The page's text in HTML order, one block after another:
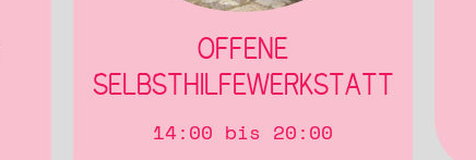
OFFENE
SELBSTHILFEWERKSTATT
14:00 bis 20:00